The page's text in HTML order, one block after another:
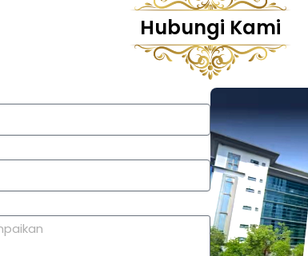
Hubungi Kami